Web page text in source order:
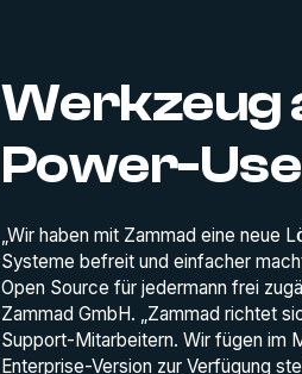
Werkzeug
Power-
„Wir haben mit Zammad eine neue
Systeme befreit und einfacher
Open Source für jedermann frei
Zammad GmbH. „Zammad richtet
Support-Mitarbeitern. Wir fügen im
Enterprise-Version zur Verfügung